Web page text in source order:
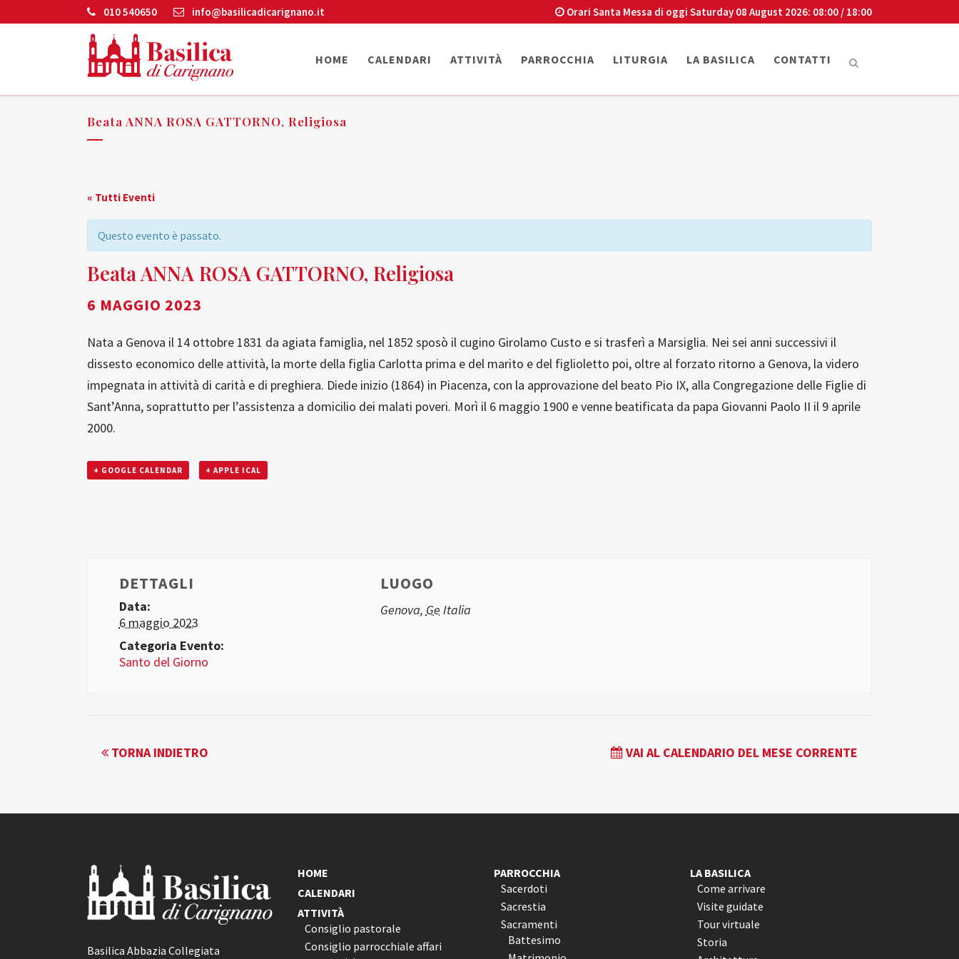
010 540650 info@basilicadicarignano.it Orari Santa Messa di oggi Saturday 08 August 2026: 08:00 / 18:00
HOME CALENDARI ATTIVITÀ PARROCCHIA LITURGIA LA BASILICA CONTATTI
Beata ANNA ROSA GATTORNO, Religiosa
« Tutti Eventi
Questo evento è passato.
Beata ANNA ROSA GATTORNO, Religiosa
6 MAGGIO 2023
Nata a Genova il 14 ottobre 1831 da agiata famiglia, nel 1852 sposò il cugino Girolamo Custo e si trasferì a Marsiglia. Nei sei anni successivi il
dissesto economico delle attività, la morte della figlia Carlotta prima e del marito e del figlioletto poi, oltre al forzato ritorno a Genova, la videro
impegnata in attività di carità e di preghiera. Diede inizio (1864) in Piacenza, con la approvazione del beato Pio IX, alla Congregazione delle Figlie di
Sant’Anna, soprattutto per l’assistenza a domicilio dei malati poveri. Morì il 6 maggio 1900 e venne beatificata da papa Giovanni Paolo II il 9 aprile
2000.
+ GOOGLE CALENDAR + APPLE ICAL
DETTAGLI
Data:
6 maggio 2023
Categoria Evento:
Santo del Giorno
LUOGO
Genova, Ge Italia
EVENTO
TORNA INDIETRO VAI AL CALENDARIO DEL MESE CORRENTE
Basilica Abbazia Collegiata
HOME
CALENDARI
ATTIVITÀ
Consiglio pastorale
Consiglio parrocchiale affari
PARROCCHIA
Sacerdoti
Sacrestia
Sacramenti
Battesimo
LA BASILICA
Come arrivare
Visite guidate
Tour virtuale
Storia